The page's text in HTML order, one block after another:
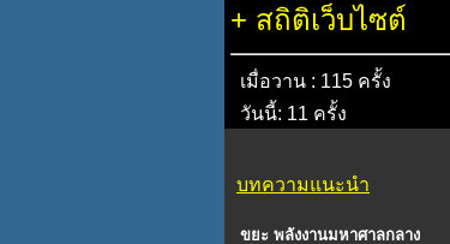
+ สถิติเว็บไซต์
เมื่อวาน : 115 ครั้ง
วันนี้: 11 ครั้ง
บทความแนะนำ
ขยะ พลังงานมหาศาลกลาง